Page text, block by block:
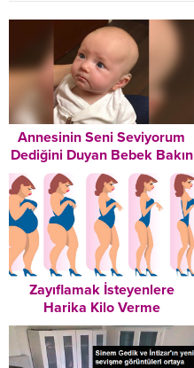
Annesinin Seni Seviyorum
Dediğini Duyan Bebek Bakın
Nasıl Duygulandı
Zayıflamak İsteyenlere
Harika Kilo Verme
Tavsiyeleri – Mutlaka
Okuyun!